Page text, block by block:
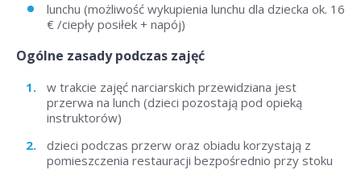
lunchu (możliwość wykupienia lunchu dla dziecka ok. 16
€ /ciepły posiłek + napój)
Ogólne zasady podczas zajęć
w trakcie zajęć narciarskich przewidziana jest
przerwa na lunch (dzieci pozostają pod opieką
instruktorów)
dzieci podczas przerw oraz obiadu korzystają z
pomieszczenia restauracji bezpośrednio przy stoku